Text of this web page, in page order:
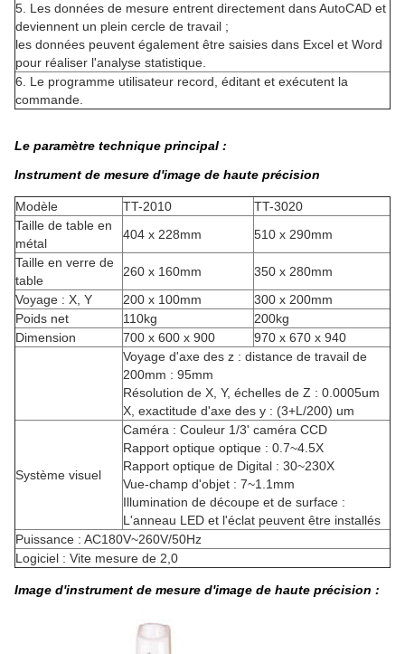
5. Les données de mesure entrent directement dans AutoCAD et
deviennent un plein cercle de travail ;
les données peuvent également être saisies dans Excel et Word
pour réaliser l'analyse statistique.
6. Le programme utilisateur record, éditant et exécutent la
commande.
Le paramètre technique principal :
Instrument de mesure d'image de haute précision
Modèle TT-2010
TT-3020
Taille de table en
métal
404 x 228mm
510 x 290mm
Taille en verre de
table
260 x 160mm
350 x 280mm
Voyage : X, Y
200 x 100mm
300 x 200mm
Poids net
110kg
200kg
Dimension
700 x 600 x 900
970 x 670 x 940
Voyage d'axe des z : distance de travail de
200mm : 95mm
Résolution de X, Y, échelles de Z : 0.0005um
X, exactitude d'axe des y : (3+L/200) um
Système visuel
Caméra : Couleur 1/3' caméra CCD
Rapport optique optique : 0.7~4.5X
Rapport optique de Digital : 30~230X
Vue-champ d'objet : 7~1.1mm
Illumination de découpe et de surface :
L'anneau LED et l'éclat peuvent être installés
Puissance : AC180V~260V/50Hz
Logiciel : Vite mesure de 2,0
Image d'instrument de mesure d'image de haute précision :